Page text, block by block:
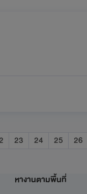
23 24 25 26
หางานตามพื้นที่